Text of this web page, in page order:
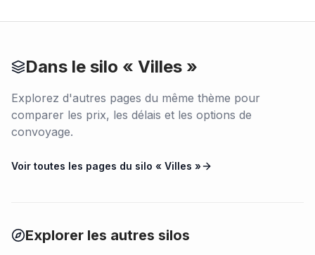
Dans le silo « Villes »
Explorez d'autres pages du même thème pour
comparer les prix, les délais et les options de
convoyage.
Voir toutes les pages du silo « Villes »
Explorer les autres silos